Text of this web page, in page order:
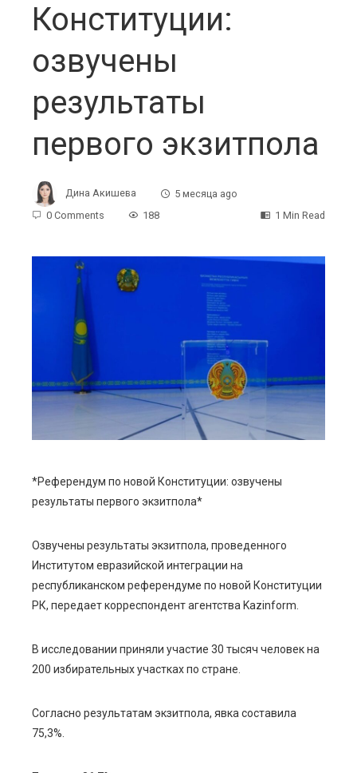
Конституции:
озвучены
результаты
первого экзитпола
Дина Акишева
5 месяца ago
0 Comments
188 1 Min Read
*Референдум по новой Конституции: озвучены
результаты первого экзитпола*
Озвучены результаты экзитпола, проведенного
Институтом евразийской интеграции на
республиканском референдуме по новой Конституции
РК, передает корреспондент агентства Kazinform.
В исследовании приняли участие 30 тысяч человек на
200 избирательных участках по стране.
Согласно результатам экзитпола, явка составила
75,3%.